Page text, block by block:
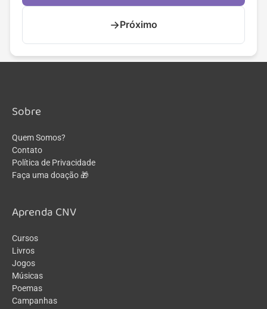
→Próximo
Sobre
Quem Somos?
Contato
Política de Privacidade
Faça uma doação 🎁
Aprenda CNV
Cursos
Livros
Jogos
Músicas
Poemas
Campanhas